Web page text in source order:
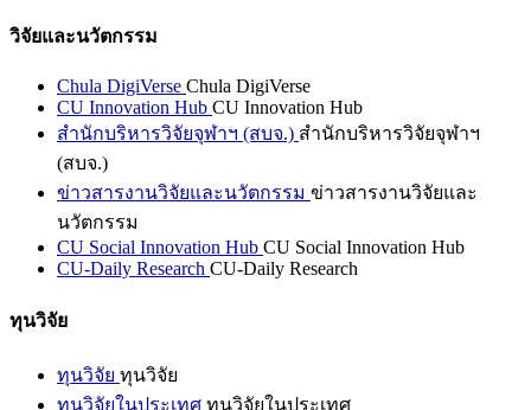
วิจัยและนวัตกรรม
Chula DigiVerse Chula DigiVerse
CU Innovation Hub CU Innovation Hub
สำนักบริหารวิจัยจุฬาฯ (สบจ.) สำนักบริหารวิจัยจุฬาฯ
(สบจ.)
ข่าวสารงานวิจัยและนวัตกรรม ข่าวสารงานวิจัยและ
นวัตกรรม
CU Social Innovation Hub CU Social Innovation Hub
CU-Daily Research CU-Daily Research
ทุนวิจัย
ทุนวิจัย ทุนวิจัย
ทุนวิจัยในประเทศ ทุนวิจัยในประเทศ